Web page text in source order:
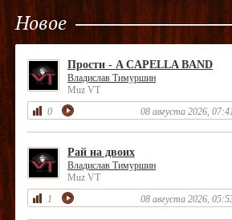
Новое
Прости - A CAPELLA BAND
Владислав Тимуршин
Muz VT
0
08 августа 2026,
Рай на двоих
Владислав Тимуршин
Muz VT
1
08 августа 2026,